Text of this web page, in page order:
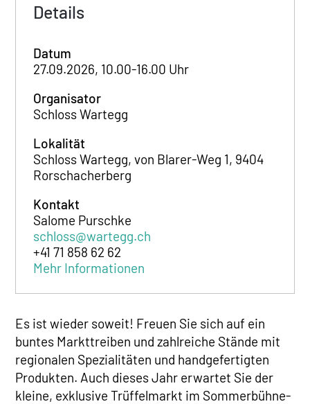
Details
Datum
27.09.2026, 10.00-16.00 Uhr
Organisator
Schloss Wartegg
Lokalität
Schloss Wartegg, von Blarer-Weg 1, 9404
Rorschacherberg
Kontakt
Salome Purschke
schloss@wartegg.ch
+41 71 858 62 62
Mehr Informationen
Es ist wieder soweit! Freuen Sie sich auf ein
buntes Markttreiben und zahlreiche Stände mit
regionalen Spezialitäten und handgefertigten
Produkten. Auch dieses Jahr erwartet Sie der
kleine, exklusive Trüffelmarkt im Sommerbühne-